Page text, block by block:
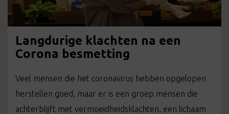
Langdurige klachten na een
Corona besmetting
Veel mensen die het coronavirus hebben opgelopen
herstellen goed, maar er is een groep mensen die
achterblijft met vermoeidheidsklachten, een lichaam